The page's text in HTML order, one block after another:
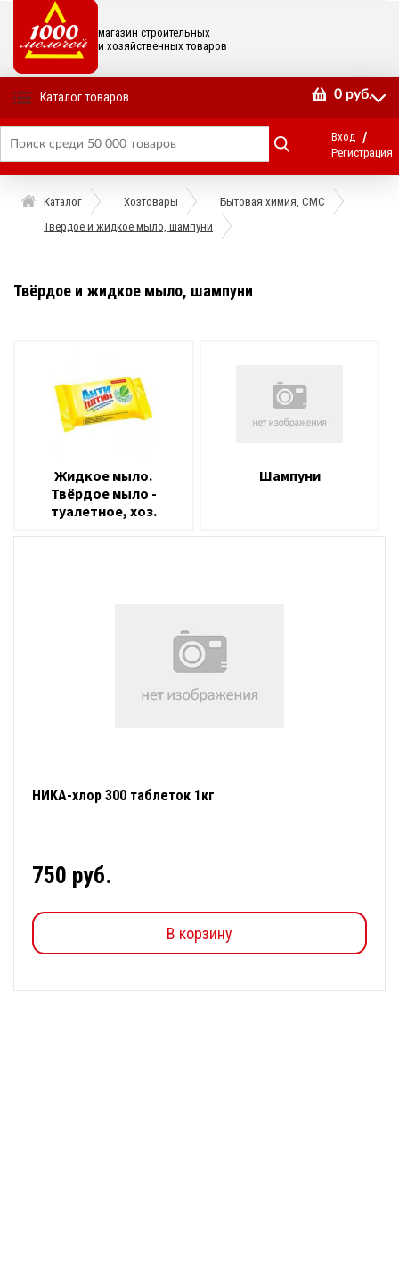
магазин строительных
и хозяйственных товаров
Каталог товаров 0 руб.
Вход /
Регистрация
Каталог Хозтовары
Бытовая химия, СМС
Твёрдое и жидкое мыло, шампуни
Твёрдое и жидкое мыло, шампуни
Жидкое мыло.
Твёрдое мыло -
туалетное, хоз.
Шампуни
НИКА-хлор 300 таблеток 1кг
750 руб.
В корзину